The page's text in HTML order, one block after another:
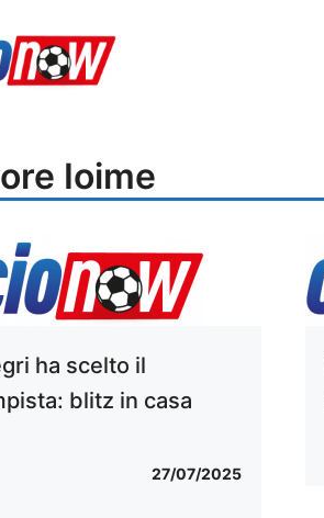
Ioime
ha scelto il
blitz in casa
27/07/2025